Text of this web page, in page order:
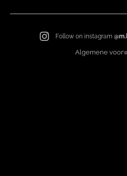
Follow on instagram
Algemene